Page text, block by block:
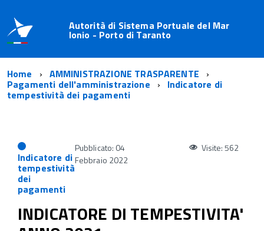
Autorità di Sistema Portuale del Mar
Ionio - Porto di Taranto
Home AMMINISTRAZIONE TRASPARENTE
Pagamenti dell'amministrazione Indicatore di
tempestività dei pagamenti
Indicatore di
tempestività
dei
pagamenti
Pubblicato: 04
Febbraio 2022
Visite: 562
INDICATORE DI TEMPESTIVITA'